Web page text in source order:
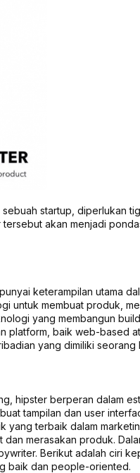
startup, diperlukan
akan menjadi
keterampilan utama
untuk membuat produk,
yang membangun
platform, baik web-based
yang dimiliki seorang
hipster berperan dalam
tampilan dan user
yang terbaik dalam
merasakan produk.
Berikut adalah ciri
baik dan people-oriented.